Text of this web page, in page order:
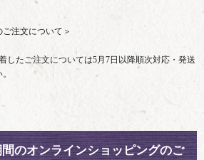
注文について＞
したご注文については5月7日以降順次対応・発送
のオンラインショッピングのご